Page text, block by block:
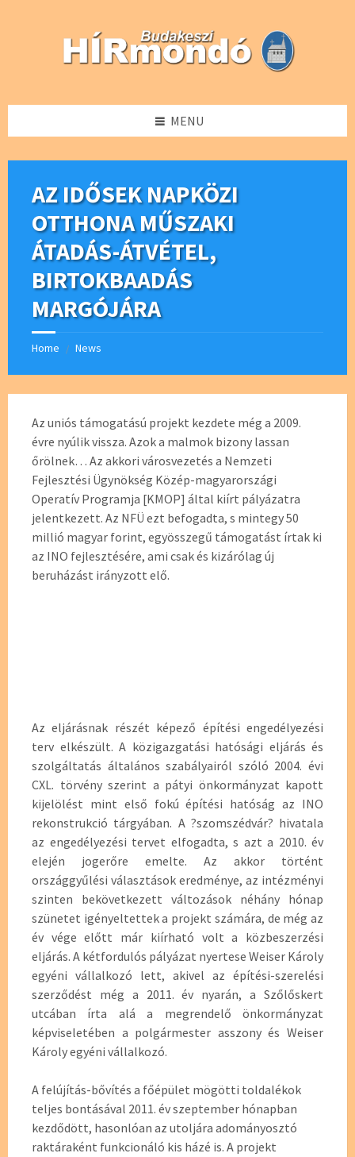
MENU
AZ IDŐSEK NAPKÖZI
OTTHONA MŰSZAKI
ÁTADÁS-ÁTVÉTEL,
BIRTOKBAADÁS
MARGÓJÁRA
Home / News
Az uniós támogatású projekt kezdete még a 2009.
évre nyúlik vissza. Azok a malmok bizony lassan
őrölnek… Az akkori városvezetés a Nemzeti
Fejlesztési Ügynökség Közép-magyarországi
Operatív Programja [KMOP] által kiírt pályázatra
jelentkezett. Az NFÜ ezt befogadta, s mintegy 50
millió magyar forint, egyösszegű támogatást írtak ki
az INO fejlesztésére, ami csak és kizárólag új
beruházást irányzott elő.
Az eljárásnak részét képező építési engedélyezési
terv elkészült. A közigazgatási hatósági eljárás és
szolgáltatás általános szabályairól szóló 2004. évi
CXL. törvény szerint a pátyi önkormányzat kapott
kijelölést mint első fokú építési hatóság az INO
rekonstrukció tárgyában. A ?szomszédvár? hivatala
az engedélyezési tervet elfogadta, s azt a 2010. év
elején jogerőre emelte. Az akkor történt
országgyűlési választások eredménye, az intézményi
szinten bekövetkezett változások néhány hónap
szünetet igényeltettek a projekt számára, de még az
év vége előtt már kiírható volt a közbeszerzési
eljárás. A kétfordulós pályázat nyertese Weiser Károly
egyéni vállalkozó lett, akivel az építési-szerelési
szerződést még a 2011. év nyarán, a Szőlőskert
utcában írta alá a megrendelő önkormányzat
képviseletében a polgármester asszony és Weiser
Károly egyéni vállalkozó.
A felújítás-bővítés a főépület mögötti toldalékok
teljes bontásával 2011. év szeptember hónapban
kezdődött, hasonlóan az utoljára adományosztó
raktáraként funkcionáló kis házé is. A projekt